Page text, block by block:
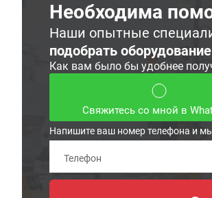
Необходима
Наши опытные
подобрать оборудование
Как вам было бы удобнее
Свяжитесь со мной в
Напишите ваш номер телефона и